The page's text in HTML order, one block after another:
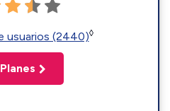
usuarios (2440)◊